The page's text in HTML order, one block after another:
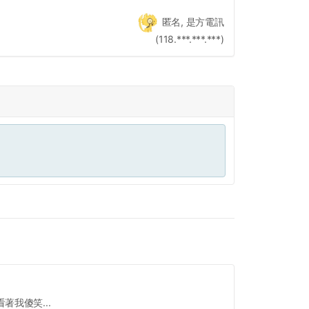
匿名, 是方電訊
(118.***.***.***)
著我傻笑...